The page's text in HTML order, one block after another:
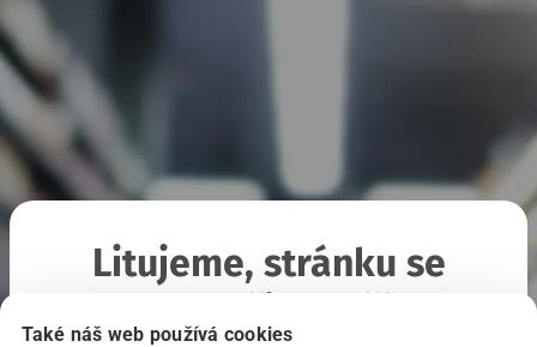
Také náš web používá cookies
Litujeme, stránku se